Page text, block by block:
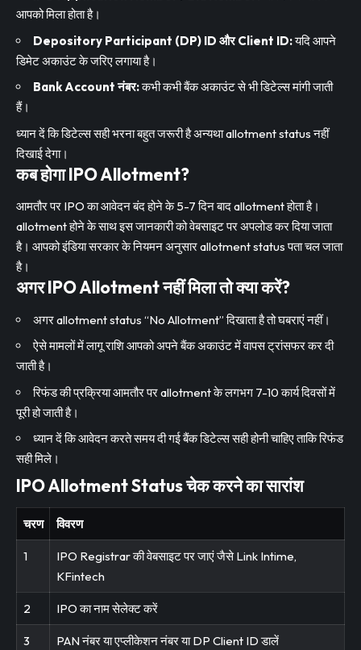
आपको मिला होता है।
Depository Participant (DP) ID और Client ID:यदि आपने
डिमेट अकाउंट के जरिए लगाया है।
Bank Account नंबर:कभी कभी बैंक अकाउंट से भी डिटेल्स मांगी जाती
हैं।
ध्यान दें कि डिटेल्स सही भरना बहुत जरूरी है अन्यथा allotment status नहीं
दिखाई देगा।
कब होगा IPO Allotment?
आमतौर पर IPO का आवेदन बंद होने के 5-7 दिन बाद allotment होता है।
allotment होने के साथ इस जानकारी को वेबसाइट पर अपलोड कर दिया जाता
है। आपको इंडिया सरकार के नियमन अनुसार allotment status पता चल जाता
है।
अगर IPO Allotment नहीं मिला तो क्या करें?
अगर allotment status “No Allotment” दिखाता है तो घबराएं नहीं।
ऐसे मामलों में लागू राशि आपको अपने बैंक अकाउंट में वापस ट्रांसफर कर दी
जाती है।
रिफंड की प्रक्रिया आमतौर पर allotment के लगभग 7-10 कार्य दिवसों में
पूरी हो जाती है।
ध्यान दें कि आवेदन करते समय दी गई बैंक डिटेल्स सही होनी चाहिए ताकि रिफंड
सही मिले।
IPO Allotment Status चेक करने का सारांश
चरण विवरण
1
IPO Registrar की वेबसाइट पर जाएं जैसे Link Intime,
KFintech
2 IPO का नाम सेलेक्ट करें
3 PAN नंबर या एप्लीकेशन नंबर या DP Client ID डालें